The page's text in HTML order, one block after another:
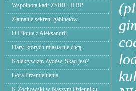
Wspólnota kadr ZSRR i II RP
Złamanie sekretu gabinetów.
O Filonie z Aleksandrii
Dary, których miasta nie chcą.
Kolektywizm Żydów. Skąd jest?
Góra Przemienienia
K.Żochowski w Naszym Dzienniku